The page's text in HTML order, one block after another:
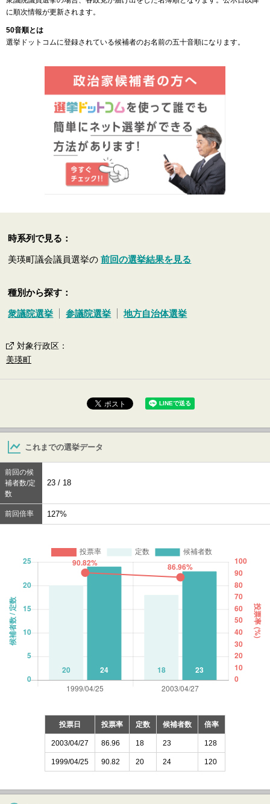
に順次情報が更新されます。
50音順とは
選挙ドットコムに登録されている候補者のお名前の五十音順になります。
時系列で見る：
美瑛町議会議員選挙の前回の選挙結果を見る
種別から探す：
衆議院選挙 参議院選挙 地方自治体選挙
対象行政区 ：
美瑛町
これまでの選挙データ
前回の候
補者数/定
数
23 / 18
前回倍率 127%
投票日 投票率 定数 候補者数 倍率
2003/04/27 86.96 18 23 128
1999/04/25 90.82 20 24 120